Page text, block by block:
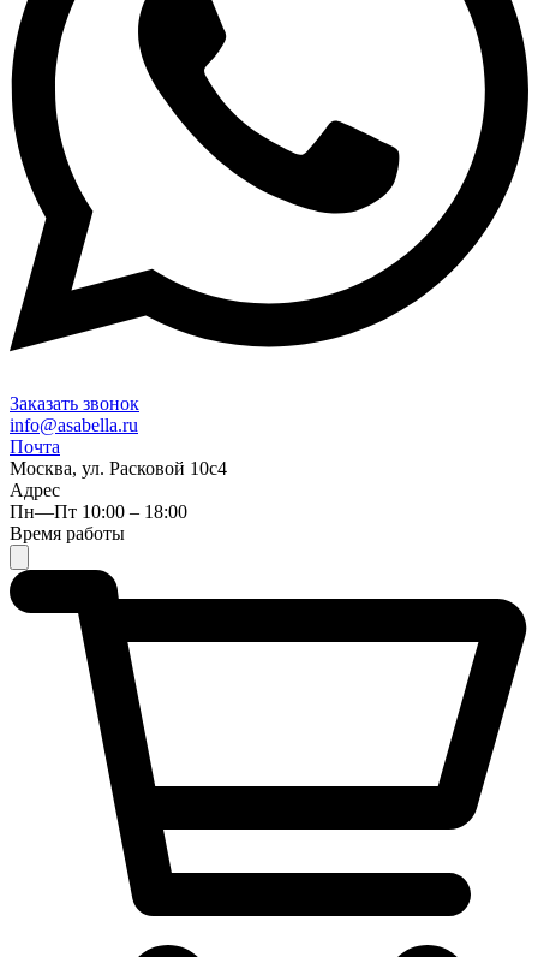
Заказать звонок
info@asabella.ru
Почта
Москва, ул. Расковой 10с4
Адрес
Пн—Пт 10:00 – 18:00
Время работы